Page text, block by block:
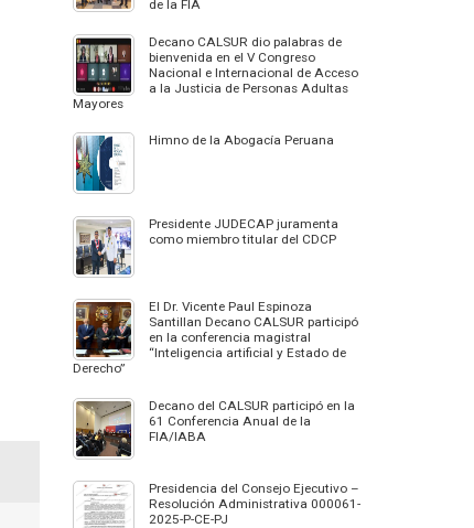
de la FIA
Decano CALSUR dio palabras de
bienvenida en el V Congreso
Nacional e Internacional de Acceso
a la Justicia de Personas Adultas
Mayores
Himno de la Abogacía Peruana
Presidente JUDECAP juramenta
como miembro titular del CDCP
El Dr. Vicente Paul Espinoza
Santillan Decano CALSUR participó
en la conferencia magistral
“Inteligencia artificial y Estado de
Derecho”
Decano del CALSUR participó en la
61 Conferencia Anual de la
FIA/IABA
Presidencia del Consejo Ejecutivo –
Resolución Administrativa 000061-
2025-P-CE-PJ